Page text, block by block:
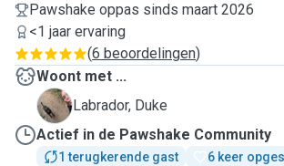
Pawshake oppas sinds maart 2026
<1 jaar ervaring
(6 beoordelingen)
Woont met ...
D
Labrador, Duke
Actief in de Pawshake Community
1 terugkerende gast
6 keer